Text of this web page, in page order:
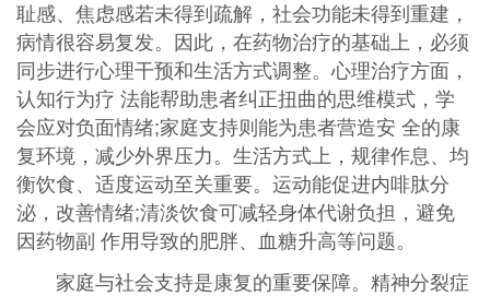
耻感、焦虑感若未得到疏解，社会功能未得到重建，
病情很容易复发。因此，在药物治疗的基础上，必须
同步进行心理干预和生活方式调整。心理治疗方面，
认知行为疗 法能帮助患者纠正扭曲的思维模式，学
会应对负面情绪;家庭支持则能为患者营造安 全的康
复环境，减少外界压力。生活方式上，规律作息、均
衡饮食、适度运动至关重要。运动能促进内啡肽分
泌，改善情绪;清淡饮食可减轻身体代谢负担，避免
因药物副 作用导致的肥胖、血糖升高等问题。
家庭与社会支持是康复的重要保障。精神分裂症